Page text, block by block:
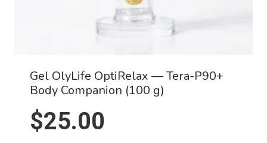
Gel OlyLife OptiRelax — Tera-P90+
Body Companion (100 g)
$25.00